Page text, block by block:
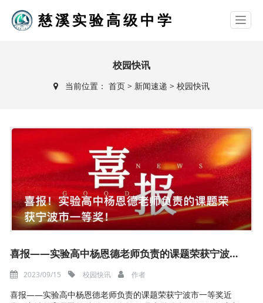
慈溪实验高级中学
校园快讯
当前位置： 首页> 新闻速递 > 校园快讯
喜报——实验高中杨恩德老师负责的课题荣获宁波市一等奖！
2023/09/15 校园快讯 作者
喜报——实验高中杨恩德老师负责的课题荣获宁波市一等奖近